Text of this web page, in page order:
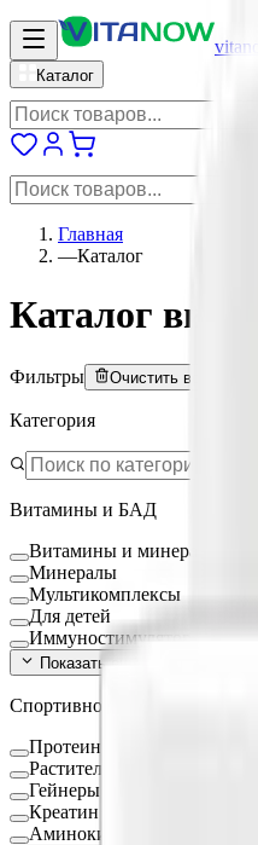
Каталог
Главная
—Каталог
Каталог
Фильтры Очистить всё
Категория
Витамины и БАД
Витамины и минералы
Минералы
Мультикомплексы
Для детей
Иммуностимуляторы
Показать ещё (
Спортивное питание
Протеин
Растительный протеин
Гейнеры
Креатин
Аминокислоты